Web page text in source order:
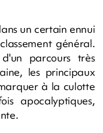
un certain ennui
général.
parcours très
les principaux
à la culotte
apocalyptiques,